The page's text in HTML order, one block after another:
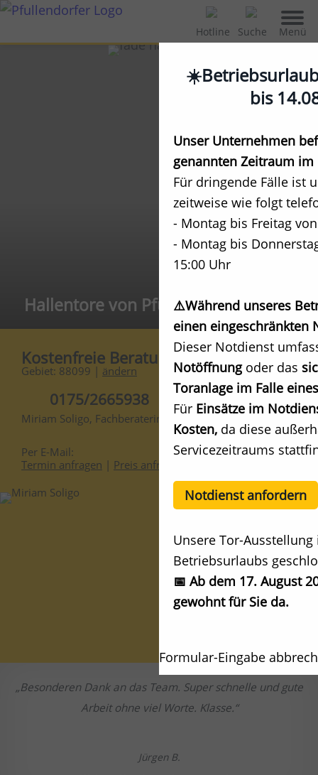
Hotline Suche Menü
Hallentore von Pfullendorfer
Kostenfreie Beratung
Gebiet: 88099 | ändern
0175/2665938
Miriam Soligo, Fachberaterin
Per E-Mail:
Termin anfragen | Preis anfragen
Besonderen Dank an das Team. Super schnelle und gute
Arbeit ohne viel Worte. Klasse.
Jürgen B.
bis
Unser Unternehmen
genannten Zeitraum
Für dringende Fälle ist
zeitweise wie folgt
- Montag bis Freitag
- Montag bis
15:00 Uhr
⚠️Während unseres
einen eingeschränkten
Dieser Notdienst
Notöffnung oder das
Toranlage im Falle
Für Einsätze im
Kosten, da diese
Servicezeitraums
Notdienst anfordern
Unsere Tor-
Betriebsurlaubs
📅 Ab dem 17. August
gewohnt für Sie da.
Formular-Eingabe